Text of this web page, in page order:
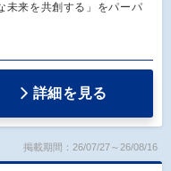
未来を共創する」をパーパ
詳細を見る
掲載期間：26/07/27～26/08/16